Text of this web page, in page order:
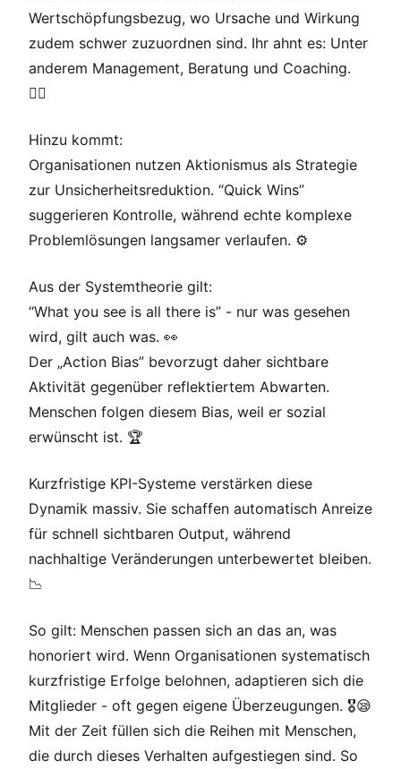
Wertschöpfungsbezug, wo Ursache und Wirkung
zudem schwer zuzuordnen sind. Ihr ahnt es: Unter
anderem Management, Beratung und Coaching.
🤷‍♂️
Hinzu kommt:
Organisationen nutzen Aktionismus als Strategie
zur Unsicherheitsreduktion. “Quick Wins”
suggerieren Kontrolle, während echte komplexe
Problemlösungen langsamer verlaufen. ⚙️
Aus der Systemtheorie gilt:
“What you see is all there is” - nur was gesehen
wird, gilt auch was. 👀
Der „Action Bias” bevorzugt daher sichtbare
Aktivität gegenüber reflektiertem Abwarten.
Menschen folgen diesem Bias, weil er sozial
erwünscht ist. 🏆
Kurzfristige KPI-Systeme verstärken diese
Dynamik massiv. Sie schaffen automatisch Anreize
für schnell sichtbaren Output, während
nachhaltige Veränderungen unterbewertet bleiben.
📉
So gilt: Menschen passen sich an das an, was
honoriert wird. Wenn Organisationen systematisch
kurzfristige Erfolge belohnen, adaptieren sich die
Mitglieder - oft gegen eigene Überzeugungen. 🎖️😪
Mit der Zeit füllen sich die Reihen mit Menschen,
die durch dieses Verhalten aufgestiegen sind. So